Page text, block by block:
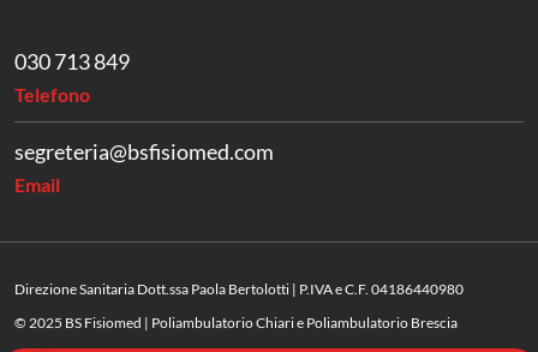
030 713 849
Telefono
segreteria@bsfisiomed.com
Email
Direzione Sanitaria Dott.ssa Paola Bertolotti | P.IVA e C.F. 04186440980
© 2025 BS Fisiomed | Poliambulatorio Chiari e Poliambulatorio Brescia